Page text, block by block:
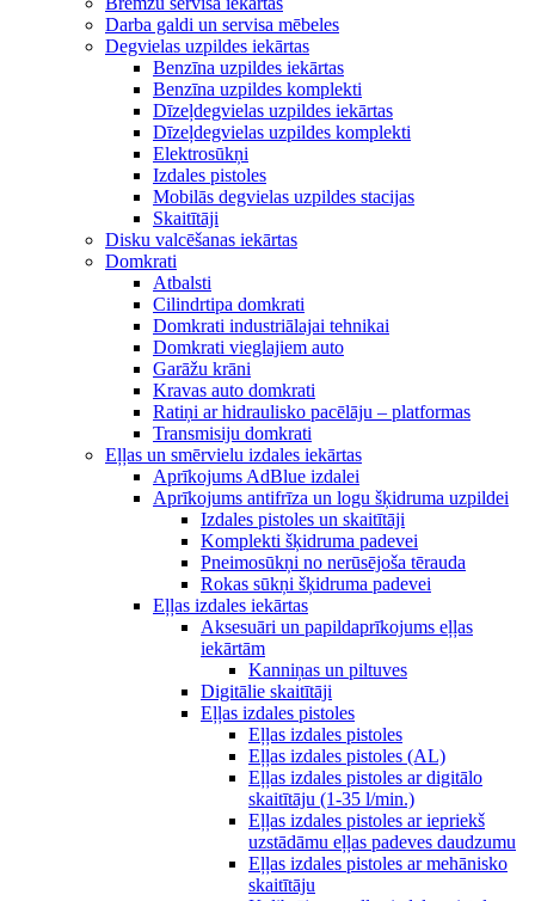
Darba galdi un servisa mēbeles
Degvielas uzpildes iekārtas
Benzīna uzpildes iekārtas
Benzīna uzpildes komplekti
Dīzeļdegvielas uzpildes iekārtas
Dīzeļdegvielas uzpildes komplekti
Elektrosūkņi
Izdales pistoles
Mobilās degvielas uzpildes stacijas
Skaitītāji
Disku valcēšanas iekārtas
Domkrati
Atbalsti
Cilindrtipa domkrati
Domkrati industriālajai tehnikai
Domkrati vieglajiem auto
Garāžu krāni
Kravas auto domkrati
Ratiņi ar hidraulisko pacēlāju – platformas
Transmisiju domkrati
Eļļas un smērvielu izdales iekārtas
Aprīkojums AdBlue izdalei
Aprīkojums antifrīza un logu šķidruma uzpildei
Izdales pistoles un skaitītāji
Komplekti šķidruma padevei
Pneimosūkņi no nerūsējoša tērauda
Rokas sūkņi šķidruma padevei
Eļļas izdales iekārtas
Aksesuāri un papildaprīkojums eļļas
iekārtām
Kanniņas un piltuves
Digitālie skaitītāji
Eļļas izdales pistoles
Eļļas izdales pistoles
Eļļas izdales pistoles (AL)
Eļļas izdales pistoles ar digitālo
skaitītāju (1-35 l/min.)
Eļļas izdales pistoles ar iepriekš
uzstādāmu eļļas padeves daudzumu
Eļļas izdales pistoles ar mehānisko
skaitītāju